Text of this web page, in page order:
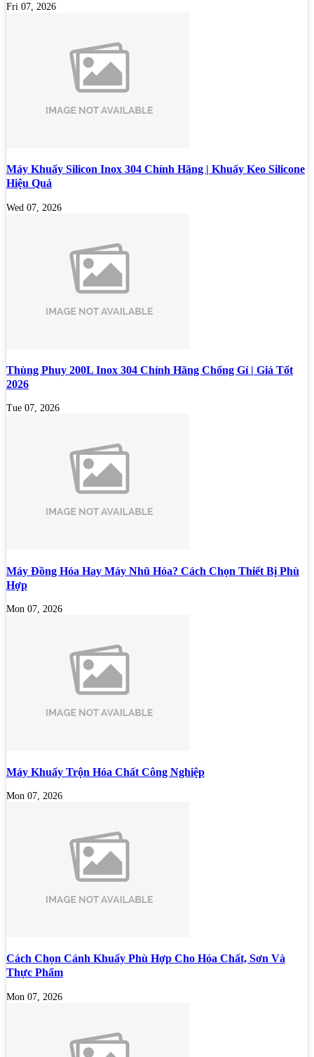
Fri 07, 2026
Máy Khuấy Silicon Inox 304 Chính Hãng | Khuấy Keo Silicone
Hiệu Quả
Wed 07, 2026
Thùng Phuy 200L Inox 304 Chính Hãng Chống Gỉ | Giá Tốt
2026
Tue 07, 2026
Máy Đồng Hóa Hay Máy Nhũ Hóa? Cách Chọn Thiết Bị Phù
Hợp
Mon 07, 2026
Máy Khuấy Trộn Hóa Chất Công Nghiệp
Mon 07, 2026
Cách Chọn Cánh Khuấy Phù Hợp Cho Hóa Chất, Sơn Và
Thực Phẩm
Mon 07, 2026